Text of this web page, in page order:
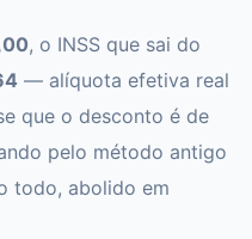
, o INSS que sai do
— alíquota efetiva real
que o desconto é de
pelo método antigo
todo, abolido em